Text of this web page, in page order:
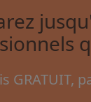
GRATUIT,